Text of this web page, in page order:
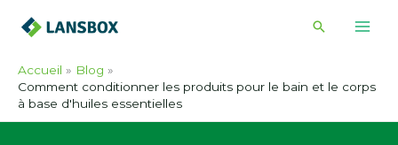
Accueil
Blog
Comment conditionner les produits pour le bain et le corps
à base d'huiles essentielles